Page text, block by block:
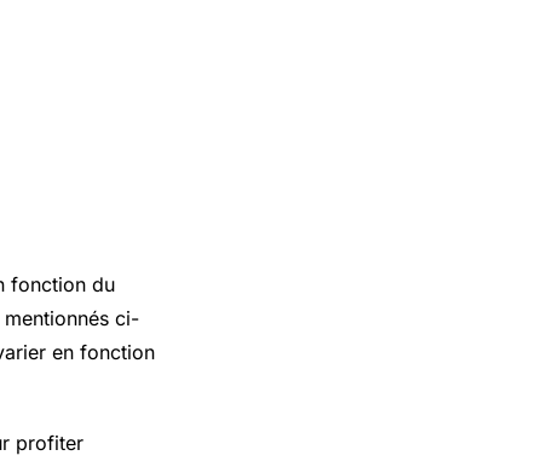
fonction du
ci-
en fonction
profiter